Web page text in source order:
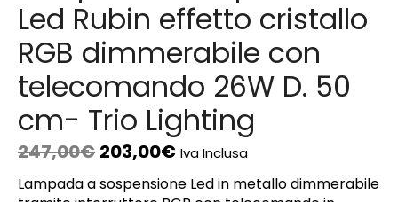
Led Rubin effetto cristallo
RGB dimmerabile con
telecomando 26W D. 50
cm- Trio Lighting
247,00€ 203,00€ Iva Inclusa
Lampada a sospensione Led in metallo dimmerabile